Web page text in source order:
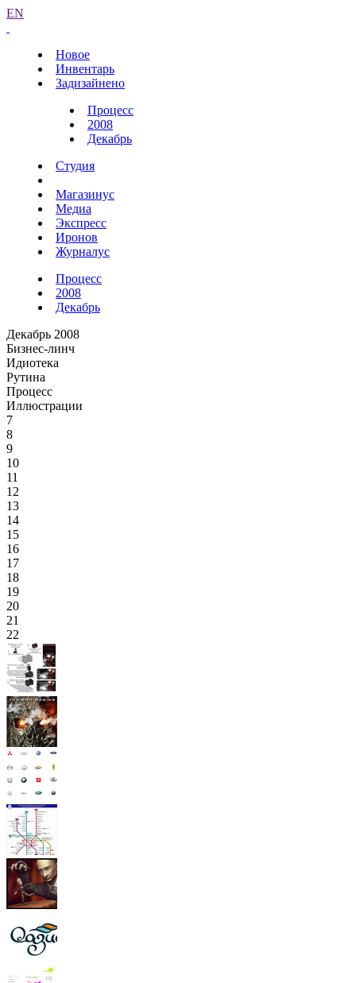
EN
Новое
Инвентарь
Задизайнено
Процесс
2008
Декабрь
Студия
Магазинус
Медиа
Экспресс
Иронов
Журналус
Процесс
2008
Декабрь
Декабрь 2008
Бизнес-линч
Идиотека
Рутина
Процесс
Иллюстрации
7
8
9
10
11
12
13
14
15
16
17
18
19
20
21
22